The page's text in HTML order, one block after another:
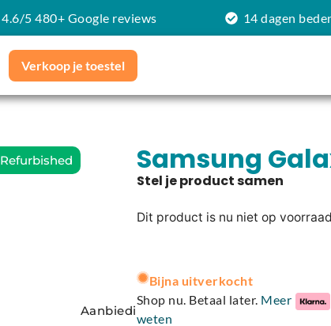
4.6/5 480+ Google reviews 14 dagen
Verkoop je toestel
Refurbished
Aanbiedi
Samsung
Dit product is nu niet op
l
t
e
Bijna uitverkocht
Shop nu. Betaal later. Meer
weten